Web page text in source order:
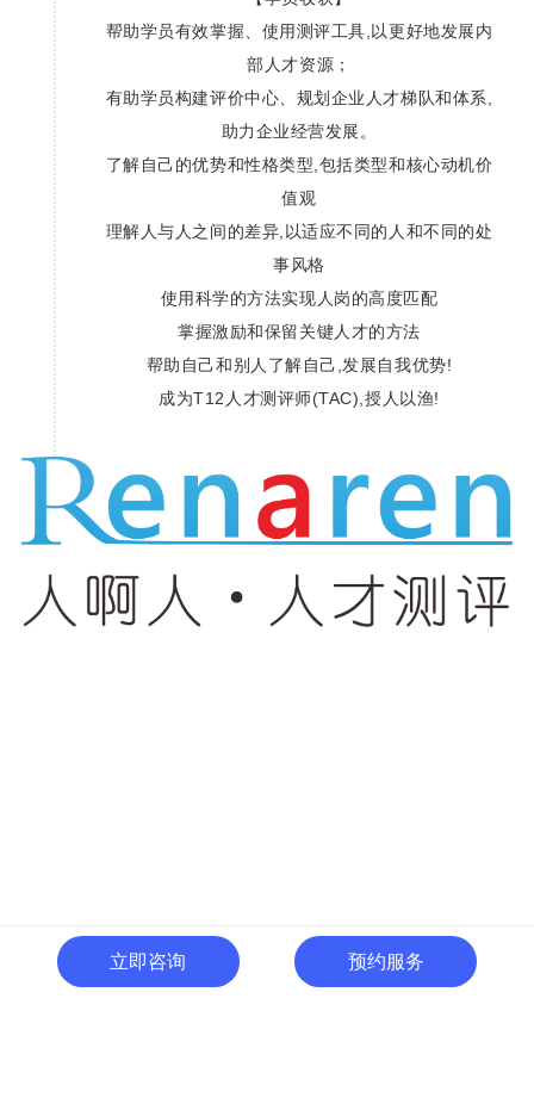
帮助学员有效掌握、使用测评工具,以更好地发展内
部人才资源；
有助学员构建评价中心、规划企业人才梯队和体系,
助力企业经营发展。
了解自己的优势和性格类型,包括类型和核心动机价
值观
理解人与人之间的差异,以适应不同的人和不同的处
事风格
使用科学的方法实现人岗的高度匹配
掌握激励和保留关键人才的方法
帮助自己和别人了解自己,发展自我优势!
成为T12人才测评师(TAC),授人以渔!
全国热线: 400-996-0801
立即咨询 预约服务